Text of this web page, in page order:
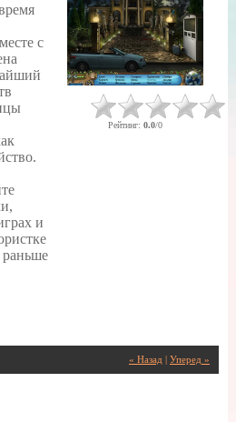
с
и
раньше
Рейтинг: 0.0/0
« Назад Уперед »